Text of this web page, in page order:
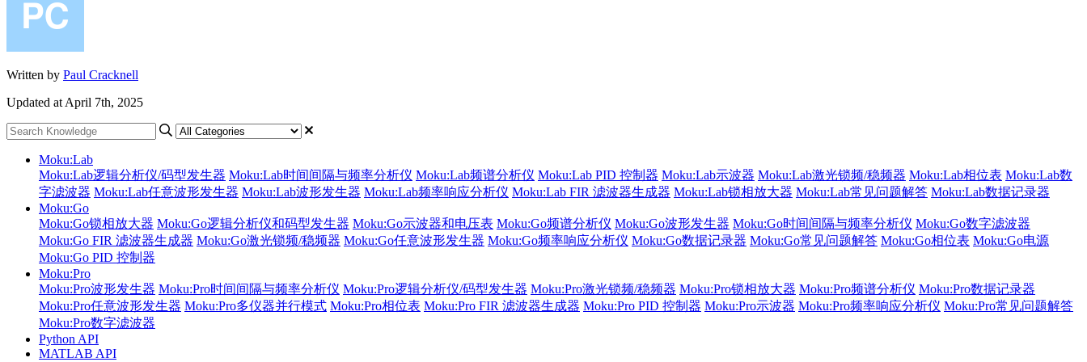
Written by Paul Cracknell
Updated at April 7th, 2025
Moku:Lab
Moku:Lab逻辑分析仪/码型发生器 Moku:Lab时间间隔与频率分析仪 Moku:Lab频谱分析仪 Moku:Lab PID 控制器 Moku:Lab示波器 Moku:Lab激光锁频/稳频器 Moku:Lab相位表 Moku:Lab数
字滤波器 Moku:Lab任意波形发生器 Moku:Lab波形发生器 Moku:Lab频率响应分析仪 Moku:Lab FIR 滤波器生成器 Moku:Lab锁相放大器 Moku:Lab常见问题解答 Moku:Lab数据记录器
Moku:Go
Moku:Go锁相放大器 Moku:Go逻辑分析仪和码型发生器 Moku:Go示波器和电压表 Moku:Go频谱分析仪 Moku:Go波形发生器 Moku:Go时间间隔与频率分析仪 Moku:Go数字滤波器
Moku:Go FIR 滤波器生成器 Moku:Go激光锁频/稳频器 Moku:Go任意波形发生器 Moku:Go频率响应分析仪 Moku:Go数据记录器 Moku:Go常见问题解答 Moku:Go相位表 Moku:Go电源
Moku:Go PID 控制器
Moku:Pro
Moku:Pro波形发生器 Moku:Pro时间间隔与频率分析仪 Moku:Pro逻辑分析仪/码型发生器 Moku:Pro激光锁频/稳频器 Moku:Pro锁相放大器 Moku:Pro频谱分析仪 Moku:Pro数据记录器
Moku:Pro任意波形发生器 Moku:Pro多仪器并行模式 Moku:Pro相位表 Moku:Pro FIR 滤波器生成器 Moku:Pro PID 控制器 Moku:Pro示波器 Moku:Pro频率响应分析仪 Moku:Pro常见问题解答
Moku:Pro数字滤波器
Python API
MATLAB API